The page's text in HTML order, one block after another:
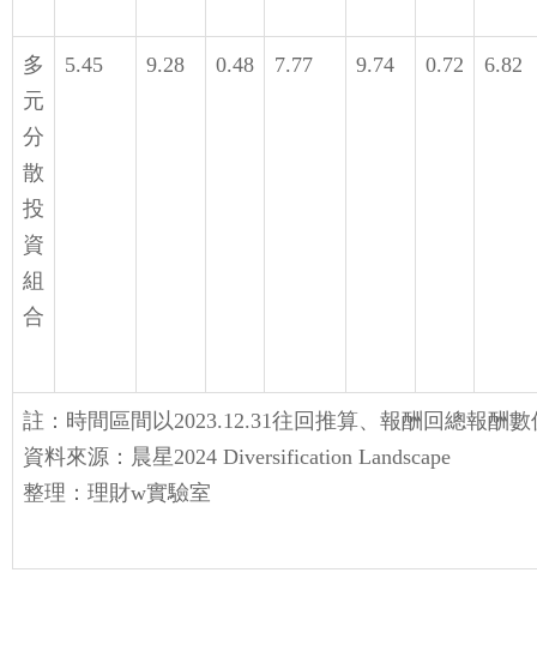
多
元
分
散
投
資
組
合
5.45 9.28 0.48 7.77 9.74 0.72 6.82
註：時間區間以2023.12.31往回推算、報酬回總報酬數
資料來源：晨星2024 Diversification Landscape
整理：理財w實驗室